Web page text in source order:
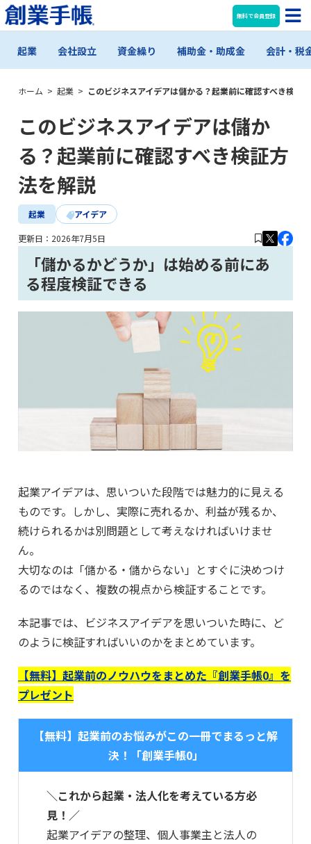
無料で会員登録
起業 会社設立 資金繰り 補助金・助成金 会計・税
ホーム > 起業 > このビジネスアイデアは儲かる？起業前に確認すべき検証
このビジネスアイデアは儲か
る？起業前に確認すべき検証方
法を解説
起業 アイデア
更新日： 2026年7月5日
「儲かるかどうか」は始める前にあ
る程度検証できる
起業アイデアは、思いついた段階では魅力的に見える
ものです。しかし、実際に売れるか、利益が残るか、
続けられるかは別問題として考えなければいけませ
ん。
大切なのは「儲かる・儲からない」とすぐに決めつけ
るのではなく、複数の視点から検証することです。
本記事では、ビジネスアイデアを思いついた時に、ど
のように検証すればいいのかをまとめています。
【無料】起業前のノウハウをまとめた『創業手帳0』を
プレゼント
【無料】起業前のお悩みがこの一冊でまるっと解
決！「創業手帳0」
＼これから起業・法人化を考えている方必
見！／
起業アイデアの整理、個人事業主と法人の